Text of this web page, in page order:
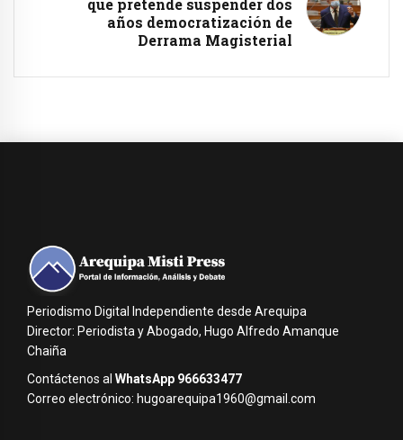
que pretende suspender dos
años democratización de
Derrama Magisterial
Periodismo Digital Independiente desde Arequipa
Director: Periodista y Abogado, Hugo Alfredo Amanque
Chaiña
Contáctenos al WhatsApp 966633477
Correo electrónico: hugoarequipa1960@gmail.com